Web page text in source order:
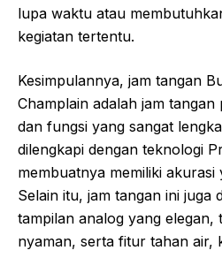
lupa waktu atau
kegiatan tertentu.
Kesimpulannya, jam tangan
Champlain adalah jam
dan fungsi yang sangat
dilengkapi dengan teknologi
membuatnya memiliki akurasi
Selain itu, jam tangan ini juga
tampilan analog yang elegan,
nyaman, serta fitur tahan air,